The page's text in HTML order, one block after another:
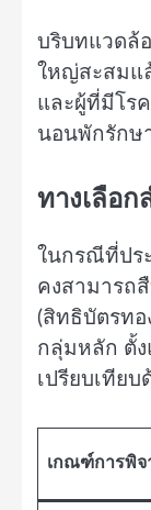
บริบทแวดล้
ใหญ่สะสมแ
และผู้ที่มีโร
นอนพักรักษ
ทางเลือ
ในกรณีที่ปร
คงสามารถ
(สิทธิบัตรท
กลุ่มหลัก ตั้
เปรียบเทียบ
เกณฑ์การพิ